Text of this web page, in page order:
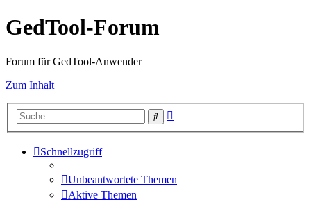
GedTool-Forum
Forum für GedTool-Anwender
Zum Inhalt
Suche
Schnellzugriff
Unbeantwortete Themen
Aktive Themen